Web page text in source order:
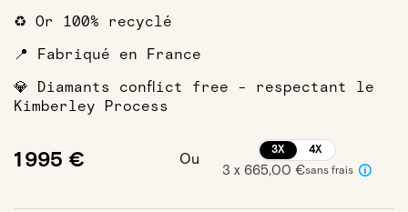
♻️ Or 100% recyclé
📍 Fabriqué en France
💎 Diamants conflict free - respectant le
Kimberley Process
1 995 € Ou
3X 4X
3 x 665,00 €sans frais